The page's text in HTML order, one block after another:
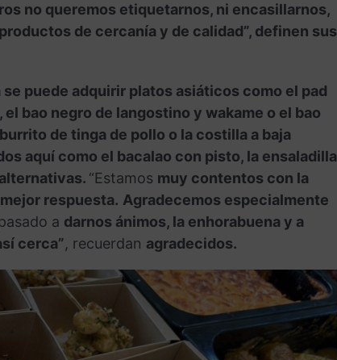
no queremos etiquetarnos, ni encasillarnos,
de cercanía y de calidad”, definen sus
se puede adquirir platos asiáticos como el pad
bao negro de langostino y wakame o el bao
de tinga de pollo o la costilla a baja
aquí como el bacalao con pisto, la ensaladilla
“Estamos muy contentos con la
respuesta. Agradecemos especialmente
a darnos ánimos, la enhorabuena y a
cerca”, recuerdan agradecidos.